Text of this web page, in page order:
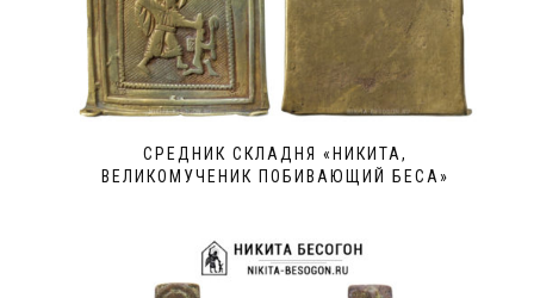
СРЕДНИК СКЛАДНЯ «НИКИТА,
ВЕЛИКОМУЧЕНИК ПОБИВАЮЩИЙ БЕСА»